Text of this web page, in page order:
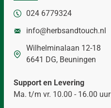
024 6779324
info@herbsandtouch.nl
Wilhelminalaan 12-18
6641 DG, Beuningen
Support en Levering
Ma. t/m vr. 10.00 - 16.00 uur